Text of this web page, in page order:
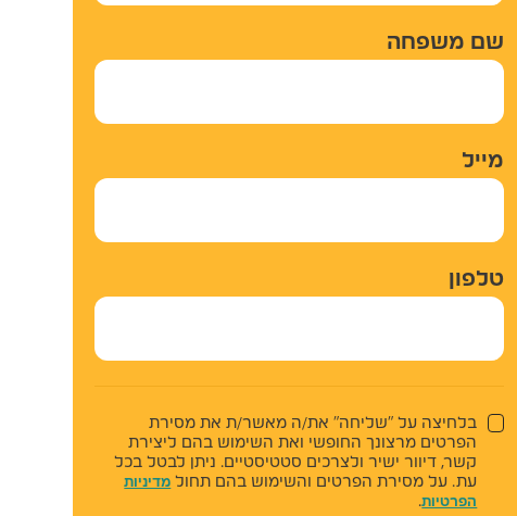
שם משפחה
מייל
טלפון
בלחיצה על "שליחה" את/ה מאשר/ת את מסירת
הפרטים מרצונך החופשי ואת השימוש בהם ליצירת
קשר, דיוור ישיר ולצרכים סטטיסטיים. ניתן לבטל בכל
עת. על מסירת הפרטים והשימוש בהם תחול מדיניות
הפרטיות.